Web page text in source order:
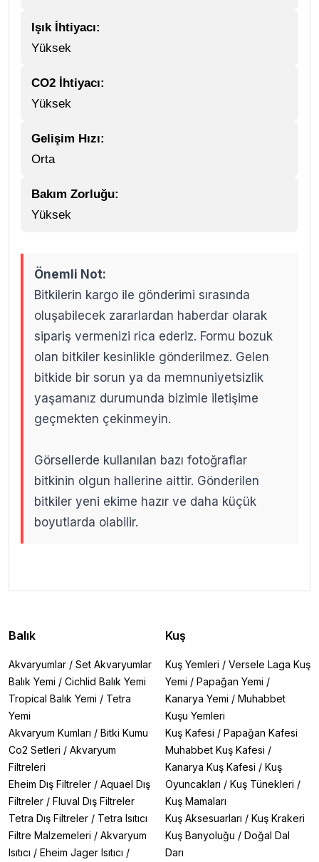
Işık İhtiyacı:
Yüksek
CO2 İhtiyacı:
Yüksek
Gelişim Hızı:
Orta
Bakım Zorluğu:
Yüksek
Önemli Not:
Bitkilerin kargo ile gönderimi sırasında
oluşabilecek zararlardan haberdar olarak
sipariş vermenizi rica ederiz. Formu bozuk
olan bitkiler kesinlikle gönderilmez. Gelen
bitkide bir sorun ya da memnuniyetsizlik
yaşamanız durumunda bizimle iletişime
geçmekten çekinmeyin.
Görsellerde kullanılan bazı fotoğraflar
bitkinin olgun hallerine aittir. Gönderilen
bitkiler yeni ekime hazır ve daha küçük
boyutlarda olabilir.
Balık
Akvaryumlar / Set Akvaryumlar
Balık Yemi / Cichlid Balık Yemi
Tropical Balık Yemi / Tetra
Yemi
Akvaryum Kumları / Bitki Kumu
Co2 Setleri / Akvaryum
Filtreleri
Eheim Dış Filtreler / Aquael Dış
Filtreler / Fluval Dış Filtreler
Tetra Dış Filtreler / Tetra Isıtıcı
Filtre Malzemeleri / Akvaryum
Isıtıcı / Eheim Jager Isıtıcı /
Kuş
Kuş Yemleri / Versele Laga Kuş
Yemi / Papağan Yemi /
Kanarya Yemi / Muhabbet
Kuşu Yemleri
Kuş Kafesi / Papağan Kafesi
Muhabbet Kuş Kafesi /
Kanarya Kuş Kafesi / Kuş
Oyuncakları / Kuş Tünekleri /
Kuş Mamaları
Kuş Aksesuarları / Kuş Krakeri
Kuş Banyoluğu / Doğal Dal
Darı